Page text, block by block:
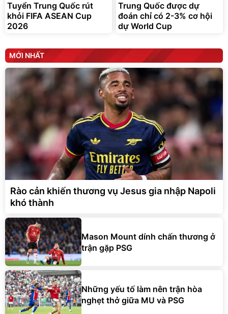
Tuyển Trung Quốc rút
khỏi FIFA ASEAN Cup
2026
Trung Quốc được dự
đoán chỉ có 2-3% cơ hội
dự World Cup
MỚI NHẤT
Rào cản khiến thương vụ Jesus gia nhập Napoli
khó thành
Mason Mount dính chấn thương ở
trận gặp PSG
Những yếu tố làm nên trận hòa
nghẹt thở giữa MU và PSG